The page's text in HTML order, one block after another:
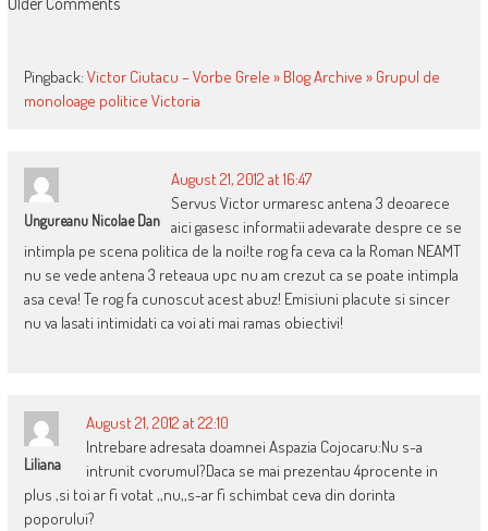
Pingback: Victor Ciutacu – Vorbe Grele » Blog Archive » Grupul de
monoloage politice Victoria
Ungureanu Nicolae Dan
August 21, 2012 at 16:47
Servus Victor urmaresc antena 3 deoarece
aici gasesc informatii adevarate despre ce se
intimpla pe scena politica de la noi!te rog fa ceva ca la Roman NEAMT
nu se vede antena 3 reteaua upc nu am crezut ca se poate intimpla
asa ceva! Te rog fa cunoscut acest abuz! Emisiuni placute si sincer
nu va lasati intimidati ca voi ati mai ramas obiectivi!
Liliana
August 21, 2012 at 22:10
Intrebare adresata doamnei Aspazia Cojocaru:Nu s-a
intrunit cvorumul?Daca se mai prezentau 4procente in
plus ,si toi ar fi votat ,,nu,,s-ar fi schimbat ceva din dorinta
poporului?